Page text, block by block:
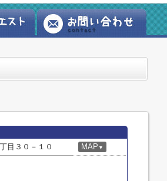
目３０－１０ MAP ▼